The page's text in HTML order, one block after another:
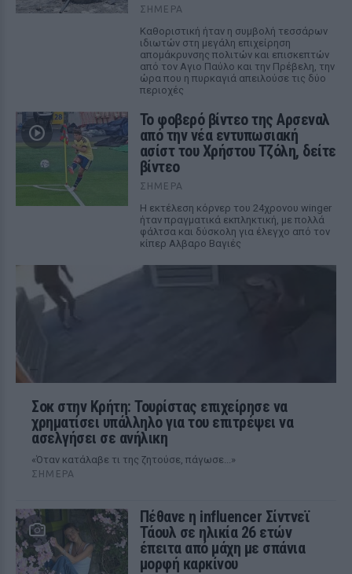
ΣΉΜΕΡΑ
Καθοριστική ήταν η συμβολή τεσσάρων
ιδιωτών στη μεγάλη επιχείρηση
απομάκρυνσης πολιτών και επισκεπτών
από τον Αγιο Παύλο και την Πρέβελη, την
ώρα που η πυρκαγιά απειλούσε τις δύο
περιοχές
Το φοβερό βίντεο της Αρσεναλ
από την νέα εντυπωσιακή
ασίστ του Χρήστου Τζόλη, δείτε
βίντεο
ΣΉΜΕΡΑ
Η εκτέλεση κόρνερ του 24χρονου winger
ήταν πραγματικά εκπληκτική, με πολλά
φάλτσα και δύσκολη για έλεγχο από τον
κίπερ Αλβαρο Βαγιές
Σοκ στην Κρήτη: Τουρίστας επιχείρησε να
χρηματίσει υπάλληλο για του επιτρέψει να
ασελγήσει σε ανήλικη
«Όταν κατάλαβε τι της ζητούσε, πάγωσε...»
ΣΉΜΕΡΑ
Πέθανε η influencer Σίντνεϊ
Τάουλ σε ηλικία 26 ετών
έπειτα από μάχη με σπάνια
μορφή καρκίνου